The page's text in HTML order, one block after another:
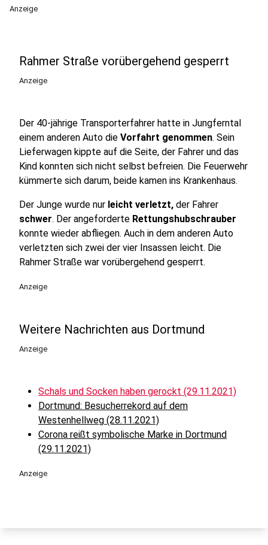
Anzeige
Rahmer Straße vorübergehend gesperrt
Anzeige
Der 40-jährige Transporterfahrer hatte in Jungferntal
einem anderen Auto die Vorfahrt genommen. Sein
Lieferwagen kippte auf die Seite, der Fahrer und das
Kind konnten sich nicht selbst befreien. Die Feuerwehr
kümmerte sich darum, beide kamen ins Krankenhaus.
Der Junge wurde nur leicht verletzt, der Fahrer
schwer. Der angeforderte Rettungshubschrauber
konnte wieder abfliegen. Auch in dem anderen Auto
verletzten sich zwei der vier Insassen leicht. Die
Rahmer Straße war vorübergehend gesperrt.
Anzeige
Weitere Nachrichten aus Dortmund
Anzeige
Schals und Socken haben gerockt (29.11.2021)
Dortmund: Besucherrekord auf dem
Westenhellweg (28.11.2021)
Corona reißt symbolische Marke in Dortmund
(29.11.2021)
Anzeige